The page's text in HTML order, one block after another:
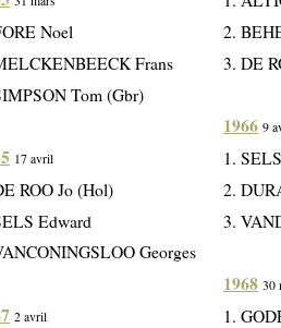
Noel
Frans
Tom (Gbr)
17 avril
ROO Jo (Hol)
Edward
Georges
2 avril
2.
3. DE
1966 9
1.
2.
3.
1968 30
1.